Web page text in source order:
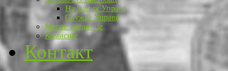
Начелник Управе
Службе Управе
Месне заједнице
Комисије
Контакт